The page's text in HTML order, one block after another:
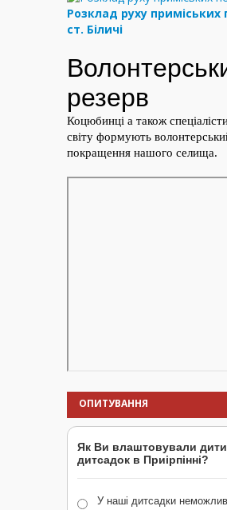
Розклад руху приміських
ст. Біличі
ОПИТУВАННЯ
Як Ви влаштовували
дитсадок в Приірпінні?
У наші дитсадки